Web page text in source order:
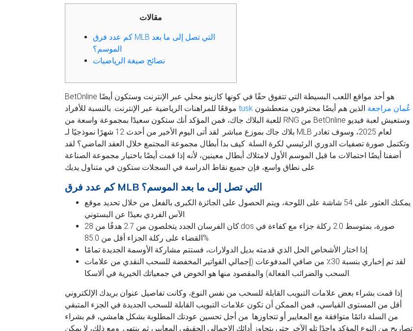
مقالات
كم عدد فرق MLB التي تصل إلى ما بعد
الموسم؟
نصائح صيغة الرياضيات
BetOnline هو أحد مواقع اللعب البسيطة التي تتفوق حقًا في كونها كازينو محلي عبر الإنترنت وستكون أيضًا
tusk عُمان مراجعة الذين هم أيضًا محترفون متعطشون
للعبة البلاك جاك، فمن المؤكد أنك ستكون سعيدًا بمجموعة واسعة من RNG من BetOnline وستعيش لعبة فيديو
بلاك جاك بموزع مباشر.
لقد أتى اليوم الأخير من أحدث 12 شهرًا نموذجيًا لـ MLB لعام 2025، وسوف تغادر
وتكتمل صورة تصفيات الدوري الرئيسي لكرة السلة. كيف بدا أبطال مجموعة المجتمع خلال العقد الماضي؟ لقد
أضفنا أيضًا احتمالات ما قبل الموسم الأول لامتلاك أبطال معينين، لأنه إذا قمت أيضًا باختيار مجموعة الصناعة
على نطاق واسع، فإن جميع نقاط الدراسة في السجلات ستكون في متناول يديك.
كم عدد فرق MLB التي تصل إلى ما بعد الموسم؟
يمكنك العثور على 54 شاشة على اللوحة، ويتم الحصول على الجائزة الكبرى بالفعل من خلال تحديد موقع
الآس الفردي بعيدًا عن البستوني.
كان الفرسان الجدد يتخلصون من 2.7 هدفًا من 28.dos صورة، بمتوسط ​​2.0 ركلة جزاء مع كفاءة في
القضاء على ركلة الجزاء أقل من 85.0%.
إذا اختار الأشخاص الحل الذي قدمته بديل الدولارات، فستتم مشاركة الأوسمة الجديدة تمامًا.
لقد تم إخباري بنسبة 30٪ من صافي المدفوعات (إجمالي الفواتير المخفضة للسحب النقدي من علامات
السحب والضرائب الفعالة) والمقصود منها هو الخوض في جمعياتك الخيرية في ألاسكا.
إذا قمت بشراء بعض علامات التبويب القابلة للسحب من نفس النوع، وكانت تفاصيل عنوان بريدك الإلكتروني
أقل من المستوى القياسي، فمن الممكن أن تكون علامات التبويب القابلة للسحب الجديدة في الجزء المتبقي
من السلة دائمًا متوافقة مع المعايير أو تتجاوزها. من أجل تحسين عودتك المطلوبة بشكل هامشي، قم بشراء
تصاريح من النوع المؤكد واحدًا تلو الآخر حتى يتجاوز أدائك الإجمالي الحقيقي المعايير، ثم ينتهي. ومع ذلك، لا يمكن